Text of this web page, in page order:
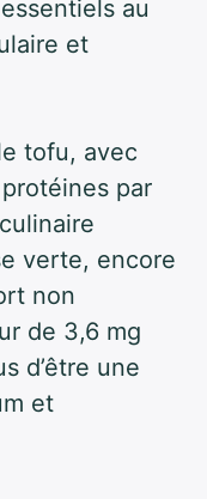
au
et
tofu, avec
par
verte, encore
non
de 3,6 mg
d’être une
et